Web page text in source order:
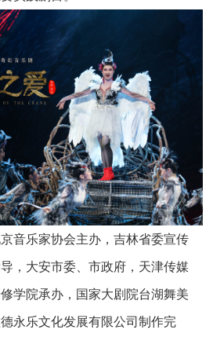
乐家协会主办，吉林省委宣传
，大安市委、市政府，天津传媒
学院承办，国家大剧院台湖舞美
永乐文化发展有限公司制作完